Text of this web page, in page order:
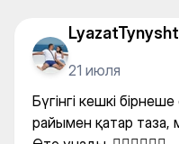
21 июля
Бүгінгі кешкі
райымен қатар таза,